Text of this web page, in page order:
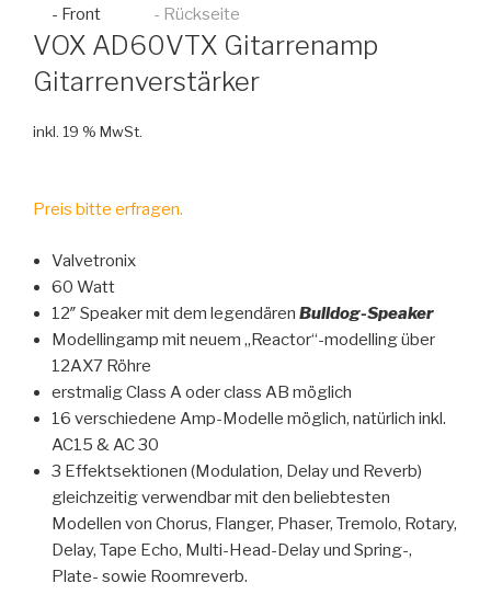
VOX AD60VTX Gitarrenamp
Gitarrenverstärker
inkl. 19 % MwSt.
Preis bitte erfragen.
Valvetronix
60 Watt
12″ Speaker mit dem legendären Bulldog-Speaker
Modellingamp mit neuem „Reactor“-modelling über
12AX7 Röhre
erstmalig Class A oder class AB möglich
16 verschiedene Amp-Modelle möglich, natürlich inkl.
AC15 & AC 30
3 Effektsektionen (Modulation, Delay und Reverb)
gleichzeitig verwendbar mit den beliebtesten
Modellen von Chorus, Flanger, Phaser, Tremolo, Rotary,
Delay, Tape Echo, Multi-Head-Delay und Spring-,
Plate- sowie Roomreverb.